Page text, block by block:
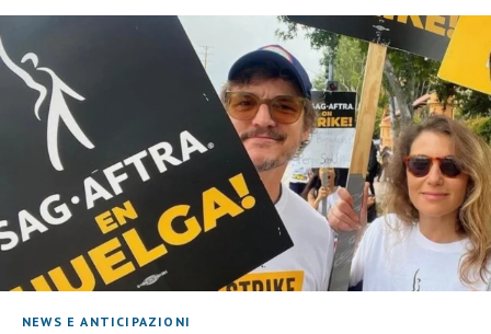
NEWS E ANTICIPAZIONI